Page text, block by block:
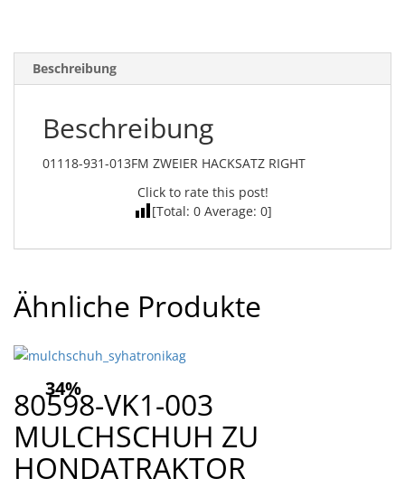
Beschreibung
Beschreibung
01118-931-013FM ZWEIER HACKSATZ RIGHT
Click to rate this post!
[Total: 0Average: 0]
Ähnliche Produkte
34%
80598-VK1-003
MULCHSCHUH ZU
HONDATRAKTOR